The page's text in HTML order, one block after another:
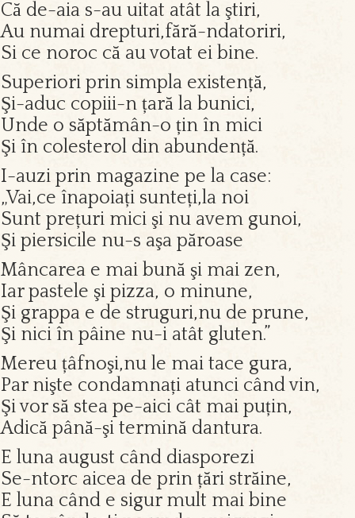
Că de-aia s-au uitat atât la ştiri,
Au numai drepturi,fără-ndatoriri,
Si ce noroc că au votat ei bine.
Superiori prin simpla existență,
Şi-aduc copiii-n țară la bunici,
Unde o săptămân-o țin în mici
Şi în colesterol din abundență.
I-auzi prin magazine pe la case:
„Vai,ce înapoiați sunteți,la noi
Sunt prețuri mici şi nu avem gunoi,
Şi piersicile nu-s aşa păroase
Mâncarea e mai bună şi mai zen,
Iar pastele şi pizza, o minune,
Şi grappa e de struguri,nu de prune,
Şi nici în pâine nu-i atât gluten.”
Mereu țâfnoşi,nu le mai tace gura,
Par nişte condamnați atunci când vin,
Şi vor să stea pe-aici cât mai puțin,
Adică până-şi termină dantura.
E luna august când diasporezi
Se-ntorc aicea de prin țări străine,
E luna când e sigur mult mai bine